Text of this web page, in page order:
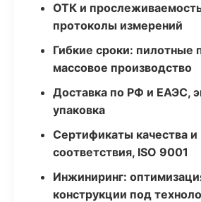
ОТК и
протоколы измерений
Гибкие сроки: пилотные
массовое производство
Доставка по РФ и ЕАЭС,
упаковка
Сертификаты качества и
соответствия, ISO 9001
Инжиниринг:
конструкции под